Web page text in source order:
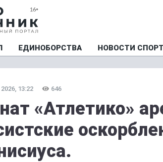
ЕДИНОБОРСТВА НОВОСТИ
13:22 646
«Атлетико»